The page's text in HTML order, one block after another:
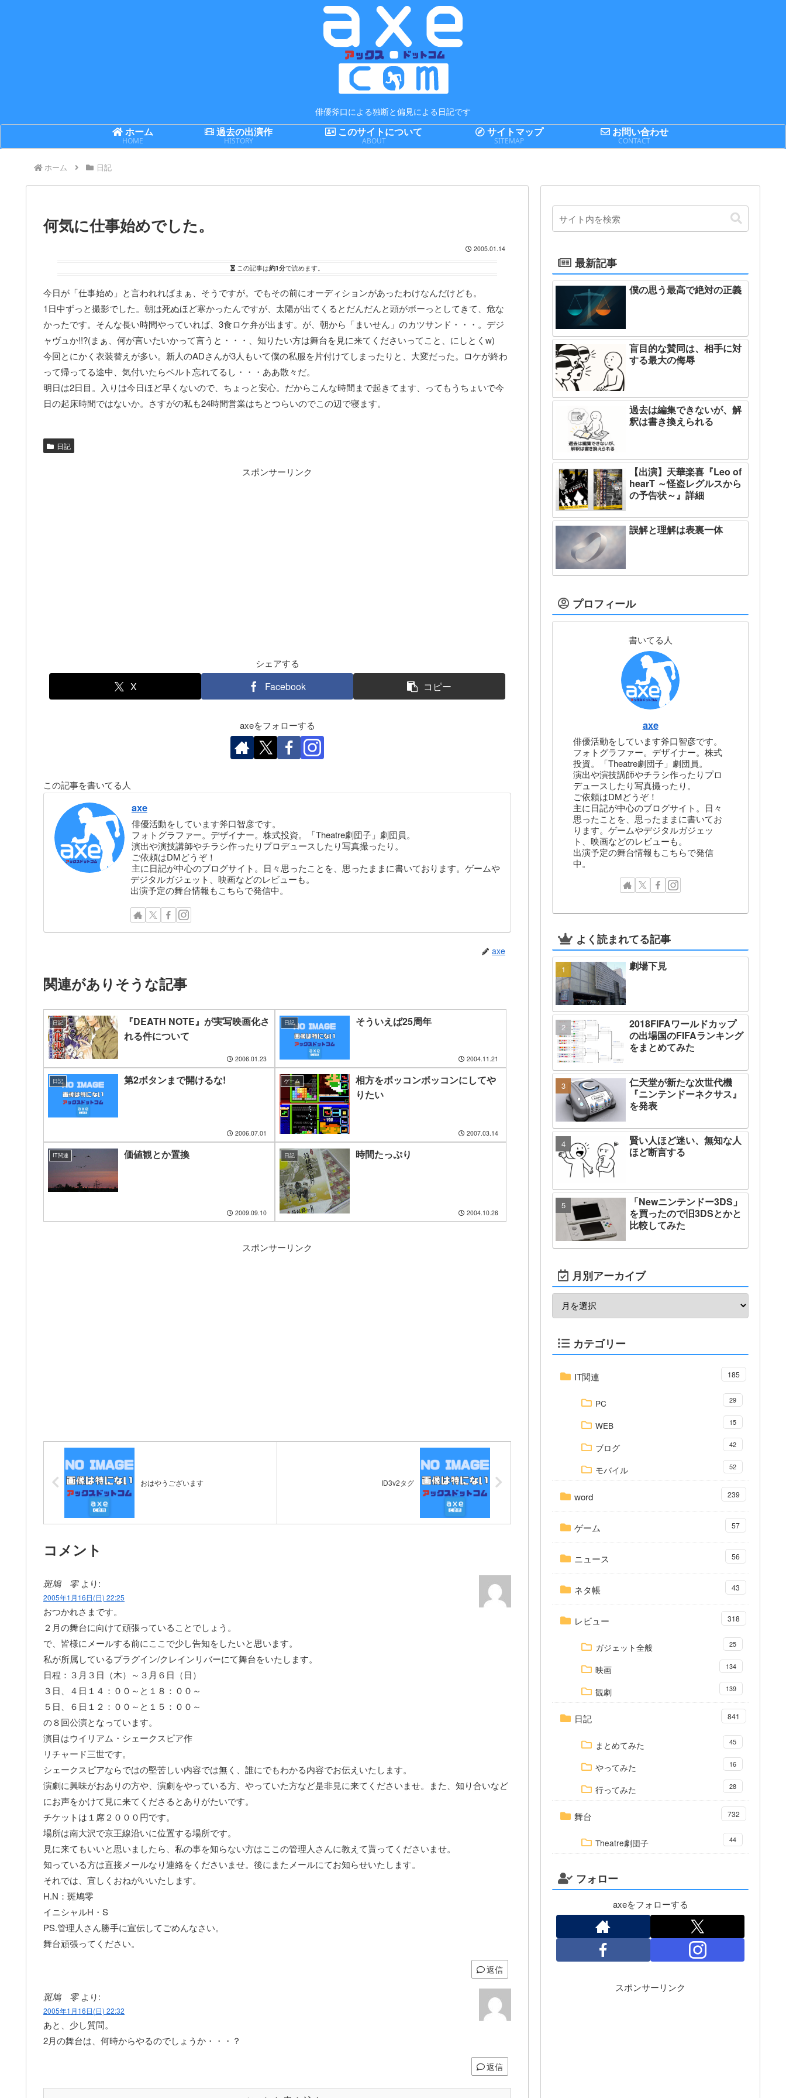
俳優斧口による独断と偏見による日記です
ホーム
HOME
過去の出演作
HISTORY
このサイトについて
ABOUT
サイトマップ
SITEMAP
お問い合わせ
CONTACT
ホーム 日記
何気に仕事始めでした。
2005.01.14
この記事は約1分で読めます。
今日が「仕事始め」と言われればまぁ、そうですが。でもその前にオーディションがあったわけなんだけども。
1日中ずっと撮影でした。朝は死ぬほど寒かったんですが、太陽が出てくるとだんだんと頭がボーっとしてきて、危な
かったです。そんな長い時間やっていれば、3食ロケ弁が出ます。が、朝から「まいせん」のカツサンド・・・。デジ
ャヴュか!!?(まぁ、何が言いたいかって言うと・・・、知りたい方は舞台を見に来てくださいってこと、にしとくw)
今回とにかく衣装替えが多い。新人のADさんが3人もいて僕の私服を片付けてしまったりと、大変だった。ロケが終わ
って帰ってる途中、気付いたらベルト忘れてるし・・・ああ散々だ。
明日は2日目。入りは今日ほど早くないので、ちょっと安心。だからこんな時間まで起きてます、ってもうちょいで今
日の起床時間ではないか。さすがの私も24時間営業はちとつらいのでこの辺で寝ます。
日記
スポンサーリンク
シェアする
X Facebook コピー
axeをフォローする
この記事を書いてる人
axe
俳優活動をしています斧口智彦です。
フォトグラファー。デザイナー。株式投資。「Theatre劇団子」劇団員。
演出や演技講師やチラシ作ったりプロデュースしたり写真撮ったり。
ご依頼はDMどうぞ！
主に日記が中心のブログサイト。日々思ったことを、思ったままに書いております。ゲームや
デジタルガジェット、映画などのレビューも。
出演予定の舞台情報もこちらで発信中。
axe
関連がありそうな記事
日記
『DEATH NOTE』が実写映画化さ
れる件について
2006.01.23
日記 そういえば25周年
2004.11.21
日記 第2ボタンまで開けるな!
2006.07.01
ゲーム
相方をボッコンボッコンにしてや
りたい
2007.03.14
IT関連 価値観とか置換
2009.09.10
日記 時間たっぷり
2004.10.26
スポンサーリンク
おはやうございます ID3v2タグ
コメント
斑鳩 零 より:
2005年1月16日(日) 22:25
おつかれさまです。
２月の舞台に向けて頑張っていることでしょう。
で、皆様にメールする前にここで少し告知をしたいと思います。
私が所属しているプラグイン/クレインリバーにて舞台をいたします。
日程：３月３日（木）～３月６日（日）
３日、４日１４：００～と１８：００～
５日、６日１２：００～と１５：００～
の８回公演となっています。
演目はウイリアム・シェークスピア作
リチャード三世です。
シェークスピアならではの堅苦しい内容では無く、誰にでもわかる内容でお伝えいたします。
演劇に興味がおありの方や、演劇をやっている方、やっていた方など是非見に来てくださいませ。また、知り合いなど
にお声をかけて見に来てくださるとありがたいです。
チケットは１席２０００円です。
場所は南大沢で京王線沿いに位置する場所です。
見に来てもいいと思いましたら、私の事を知らない方はここの管理人さんに教えて貰ってくださいませ。
知っている方は直接メールなり連絡をくださいませ。後にまたメールにてお知らせいたします。
それでは、宜しくおねがいいたします。
H.N：斑鳩零
イニシャルH・S
PS.管理人さん勝手に宣伝してごめんなさい。
舞台頑張ってください。
返信
斑鳩 零 より:
2005年1月16日(日) 22:32
あと、少し質問。
2月の舞台は、何時からやるのでしょうか・・・？
返信
最新記事
僕の思う最高で絶対の正義
盲目的な賛同は、相手に対
する最大の侮辱
過去は編集できないが、解
釈は書き換えられる
【出演】天華楽喜『Leo of
hearT ～怪盗レグルスから
の予告状～』詳細
誤解と理解は表裏一体
プロフィール
書いてる人
axe
俳優活動をしています斧口智彦です。
フォトグラファー。デザイナー。株式
投資。「Theatre劇団子」劇団員。
演出や演技講師やチラシ作ったりプロ
デュースしたり写真撮ったり。
ご依頼はDMどうぞ！
主に日記が中心のブログサイト。日々
思ったことを、思ったままに書いてお
ります。ゲームやデジタルガジェッ
ト、映画などのレビューも。
出演予定の舞台情報もこちらで発信
中。
よく読まれてる記事
劇場下見
2018FIFAワールドカップ
の出場国のFIFAランキング
をまとめてみた
仁天堂が新たな次世代機
『ニンテンドーネクサス』
を発表
賢い人ほど迷い、無知な人
ほど断言する
「Newニンテンドー3DS」
を買ったので旧3DSとかと
比較してみた
月別アーカイブ
カテゴリー
IT関連 185
PC 29
WEB 15
ブログ 42
モバイル 52
word 239
ゲーム 57
ニュース 56
ネタ帳 43
レビュー 318
ガジェット全般 25
映画 134
観劇 139
日記 841
まとめてみた 45
やってみた 16
行ってみた 28
舞台 732
Theatre劇団子 44
フォロー
axeをフォローする
スポンサーリンク